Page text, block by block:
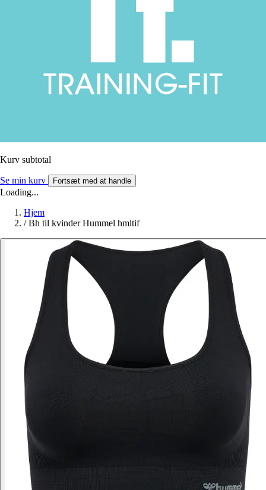
Kurv subtotal
Se min kurv Fortsæt med at handle
Loading...
Hjem
/ Bh til kvinder Hummel hmltif